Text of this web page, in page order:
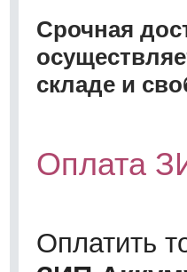
Срочная
складе и
Оплата
Оплатить